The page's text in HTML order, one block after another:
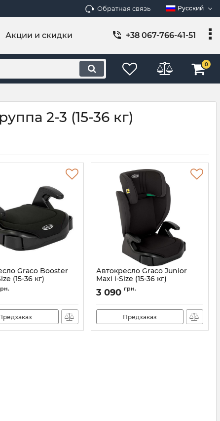
Обратная связь Русский
Акции и скидки +38 067-766-41-51
0
2-3 (15-36 кг)
Graco Booster
(15-36 кг)
Автокресло Graco Junior
Maxi i-Size (15-36 кг)
Артикул: 8CT899MDNEU
3 090 грн.
Предзаказ